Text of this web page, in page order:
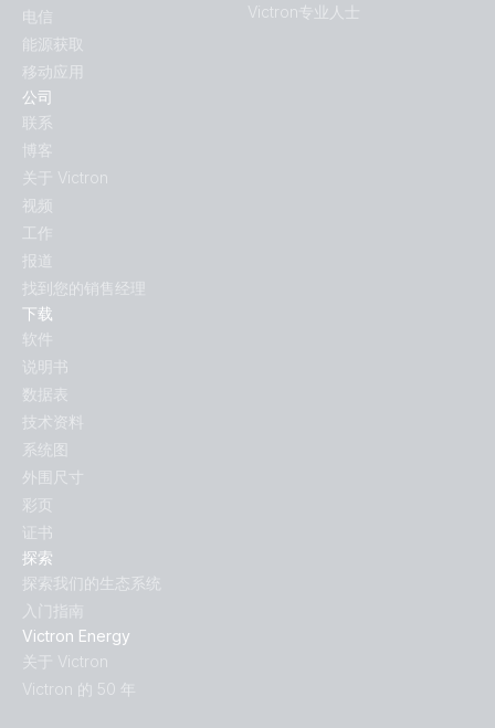
探索
探索我们的生态系统
入门指南
Victron Energy
关于 Victron
Victron 的 50 年
下载
软件
说明书
数据表
技术资料
系统图
外围尺寸
彩页
证书
电信
能源获取
移动应用
公司
联系
博客
关于 Victron
视频
工作
报道
找到您的销售经理
Victron专业人士